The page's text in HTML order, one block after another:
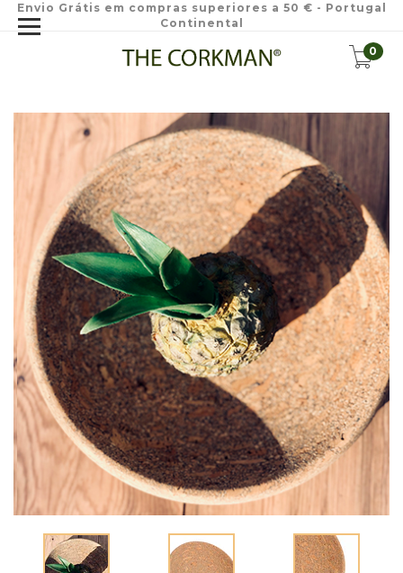
Envio Grátis em compras superiores a 50 € - Portugal
Continental
0